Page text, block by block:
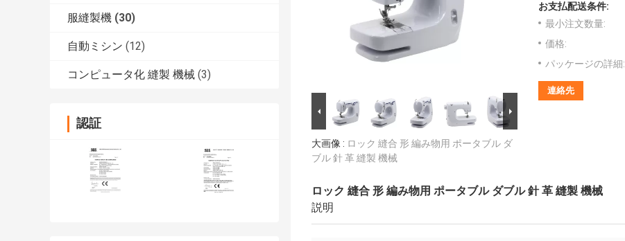
服縫製機 (30)
自動ミシン (12)
コンピュータ化 縫製 機械 (3)
認証
大画像 : ロック 縫合 形 編み物用 ポータブル ダ
ブル 針 革 縫製 機械
お支払配送条件:
最小注文数量:
価格:
パッケージの詳細:
連絡先
ロック 縫合 形 編み物用 ポータブル ダブル 針 革 縫製 機械
説明